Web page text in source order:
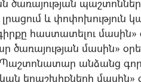
ծառայության
լրացում և
հաստատելու մասին»
ծառայության մասին»
անձանց
երաշխիքների մասին»